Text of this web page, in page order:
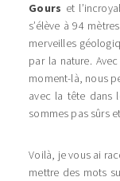
Gours et
s’élève à 94
merveilles
par la nature.
moment-là, nous
avec la tête dans
sommes pas sûrs
Voilà, je vous ai
mettre des mots